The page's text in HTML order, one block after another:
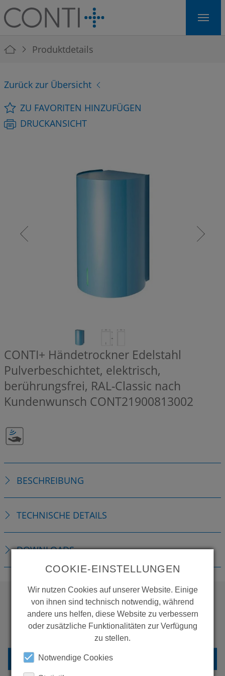
Skip to main navigation
Skip to main content
Skip to page footer
You are here:
Produktdetails
Zurück zur Übersicht
ZU FAVORITEN HINZUFÜGEN
DRUCKANSICHT
CONTI+ Händetrockner Edelstahl
Pulverbeschichtet, elektrisch,
berührungsfrei, RAL-Classic nach
Kundenwunsch CONT21900813002
BESCHREIBUNG
TECHNISCHE DETAILS
DOWNLOADS
WOLLEN SIE MEHR
PRODUKTE SEHEN?
ZURÜCK ZUR ÜBERSICHT
COOKIE-EINSTELLUNGEN
Wir nutzen Cookies auf unserer Website. Einige
von ihnen sind technisch notwendig, während
andere uns helfen, diese Website zu verbessern
oder zusätzliche Funktionalitäten zur Verfügung
zu stellen.
Notwendige Cookies